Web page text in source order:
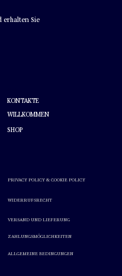
erhalten Sie
PRIVACY POLICY & COOKIE POLICY
ZAHLUNGSMÖGLICHKEITEN
ALLGEMEINE BEDINGUNGEN
VERSAND UND LIEFERUNG
WIDERRUFSRECHT
KONTAKTE
WILLKOMMEN
SHOP